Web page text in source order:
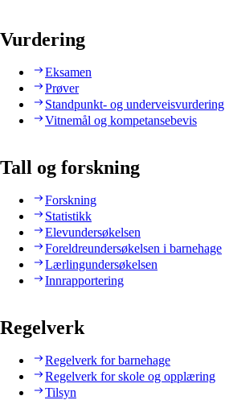
Vurdering
Eksamen
Prøver
Standpunkt- og underveisvurdering
Vitnemål og kompetansebevis
Tall og forskning
Forskning
Statistikk
Elevundersøkelsen
Foreldreundersøkelsen i barnehage
Lærlingundersøkelsen
Innrapportering
Regelverk
Regelverk for barnehage
Regelverk for skole og opplæring
Tilsyn